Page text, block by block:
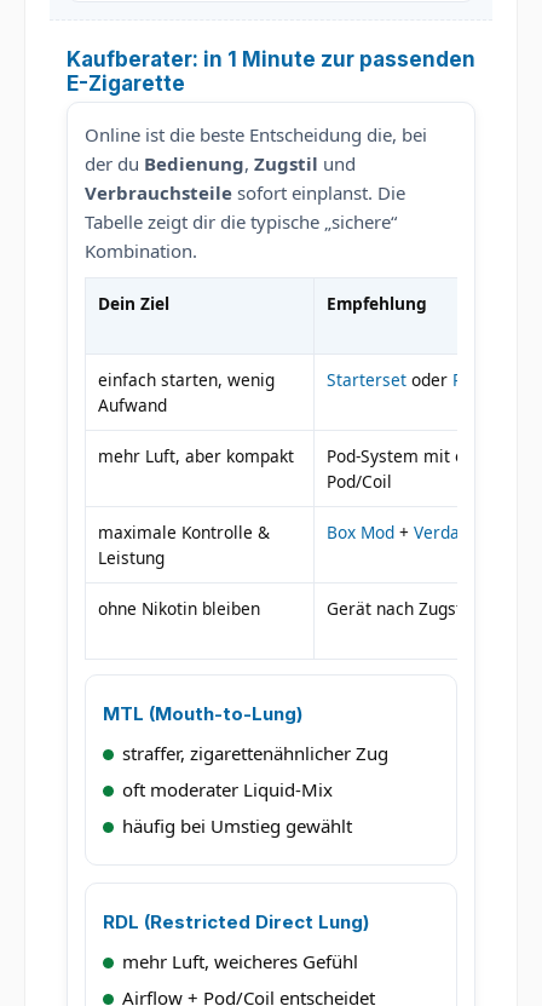
Kaufberater: in 1 Minute zur passenden
E-Zigarette
Online ist die beste Entscheidung die, bei
der du Bedienung, Zugstil und
Verbrauchsteile sofort einplanst. Die
Tabelle zeigt dir die typische „sichere“
Kombination.
Dein Ziel Empfehlung
einfach starten, wenig
Aufwand
Starterset oder Pod-
mehr Luft, aber kompakt
Pod-System mit offenerem
Pod/Coil
maximale Kontrolle &
Leistung
Box Mod + Verdampfer
ohne Nikotin bleiben Gerät nach Zugstil wählen
MTL (Mouth-to-Lung)
straffer, zigarettenähnlicher Zug
oft moderater Liquid-Mix
häufig bei Umstieg gewählt
RDL (Restricted Direct Lung)
mehr Luft, weicheres Gefühl
Airflow + Pod/Coil entscheidet